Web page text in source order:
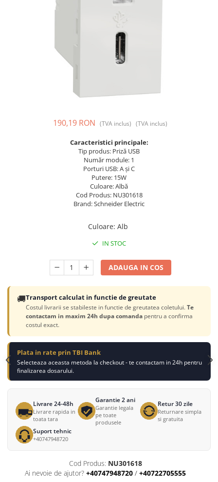
Prize și fișe industriale
Suporturi de fixare
190,19 RON (TVA inclus) (TVA inclus)
Caracteristici principale:
Tip produs: Priză USB
Număr module: 1
Porturi USB: A și C
Putere: 15W
Culoare: Albă
Cod Produs: NU301618
Brand: Schneider Electric
Culoare: Alb
IN STOC
ADAUGA IN COS
🚚Transport calculat in functie de greutate
Costul livrarii se stabileste in functie de greutatea coletului.Te
contactam in maxim 24h dupa comanda pentru a confirma
costul exact.
Plata in rate prin TBI Bank
Selecteaza aceasta metoda la checkout - te contactam in 24h pentru
finalizarea dosarului.
Livrare 24-48h
Livrare rapida in
toata tara
Garantie 2 ani
Garantie legala
pe toate
produsele
Retur 30 zile
Returnare simpla
si gratuita
Suport tehnic
+40747948720
Cod Produs: NU301618
Ai nevoie de ajutor? +40747948720 / +40722705555